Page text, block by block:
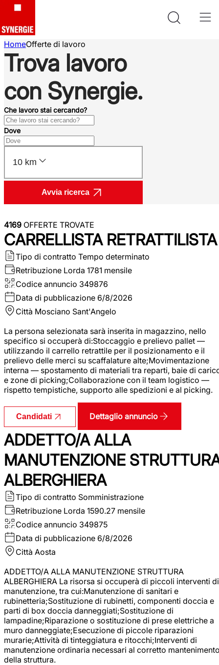
HomeOfferte di lavoro
Trova lavoro
con Synergie.
Che lavoro stai cercando?
Dove
10 km
Avvia ricerca
4169 OFFERTE TROVATE
CARRELLISTA RETRATTILISTA
Tipo di contratto Tempo determinato
Retribuzione Lorda 1781 mensile
Codice annuncio 349876
Data di pubblicazione 6/8/2026
Città Mosciano Sant'Angelo
La persona selezionata sarà inserita in magazzino, nello
specifico si occuperà di:Stoccaggio e prelievo pallet —
utilizzando il carrello retrattile per il posizionamento e il
prelievo delle merci su scaffalature alte;Movimentazione
interna — spostamento di materiali tra reparti, baie di
e zone di picking;Collaborazione con il team logistico —
rispetto tempistiche, supporto alle spedizioni e al picking.
Candidati Dettaglio annuncio
ADDETTO/A ALLA
MANUTENZIONE
ALBERGHIERA
Tipo di contratto Somministrazione
Retribuzione Lorda 1590.27 mensile
Codice annuncio 349875
Data di pubblicazione 6/8/2026
Città Aosta
ADDETTO/A ALLA MANUTENZIONE STRUTTURA
ALBERGHIERA La risorsa si occuperà di piccoli interventi di
manutenzione, tra cui:Manutenzione di sanitari e
rubinetteria;Sostituzione di rubinetti, componenti doccia e
parti di box doccia danneggiati;Sostituzione di
lampadine;Riparazione o sostituzione di prese elettriche a
muro danneggiate;Esecuzione di piccole riparazioni
murarie;Attività di tinteggiatura e ritocchi;Interventi di
manutenzione ordinaria necessari al corretto
della struttura.